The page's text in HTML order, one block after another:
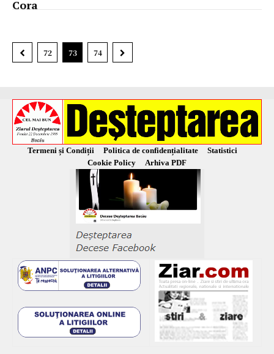
Cora
72 73 74
Termeni și Condiții Politica de confidențialitate
Statistici
Cookie Policy
Arhiva PDF